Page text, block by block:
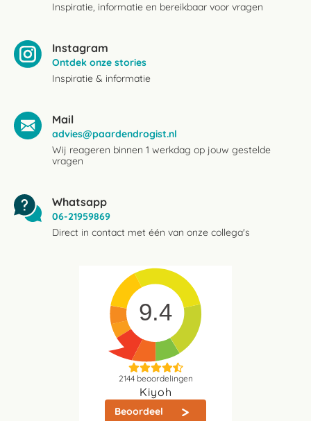
Inspiratie, informatie en bereikbaar voor vragen
Instagram
Ontdek onze stories
Inspiratie & informatie
Mail
advies@paardendrogist.nl
Wij reageren binnen 1 werkdag op jouw gestelde
vragen
Whatsapp
06-21959869
Direct in contact met één van onze collega's
9.4
2144beoordelingen
Kiyoh
Beoordeel